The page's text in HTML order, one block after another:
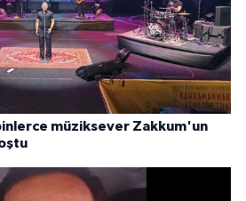
müziksever Zakkum'un